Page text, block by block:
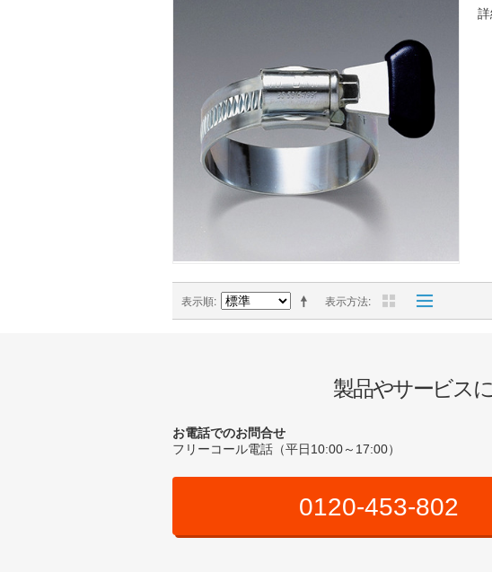
表示方法
表示順
製品やサービス
お電話でのお問合せ
フリーコール電話（平日10:00～17:00）
0120-453-802